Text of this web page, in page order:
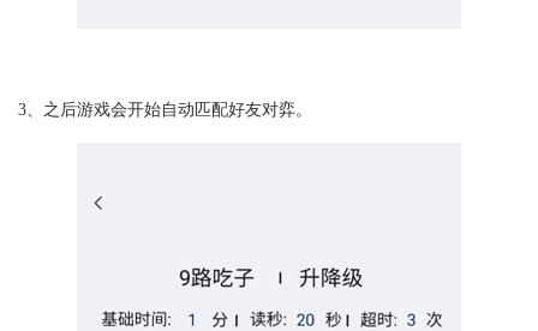
3、之后游戏会开始自动匹配好友对弈。